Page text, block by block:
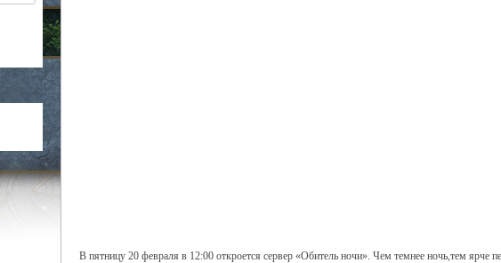
В пятницу 20 февраля в 12:00 откроется сервер «Обитель ночи». Чем темнее ночь,тем ярче